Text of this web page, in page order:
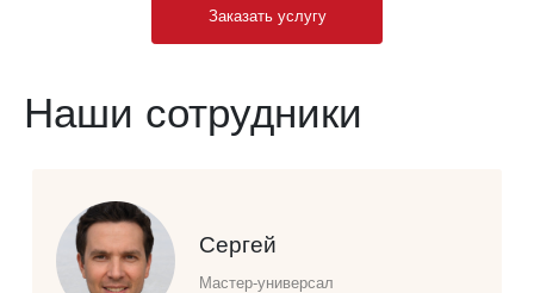
Заказать услугу
Наши сотрудники
Сергей
Мастер-универсал